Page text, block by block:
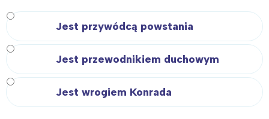
Jest przywódcą powstania
Jest przewodnikiem duchowym
Jest wrogiem Konrada